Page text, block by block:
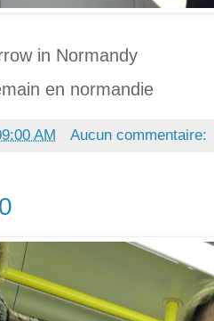
in Normandy
en normandie
AM Aucun commentaire: